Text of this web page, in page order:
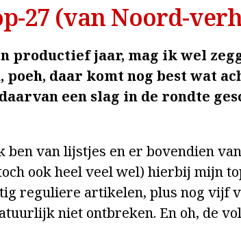
27 (van Noord-
productief jaar, mag ik wel
poeh, daar komt nog best wat
een slag in de rondte
ben van lijstjes en er bovendien
ook heel veel wel) hierbij mijn
reguliere artikelen, plus nog vijf
niet ontbreken. En oh, de